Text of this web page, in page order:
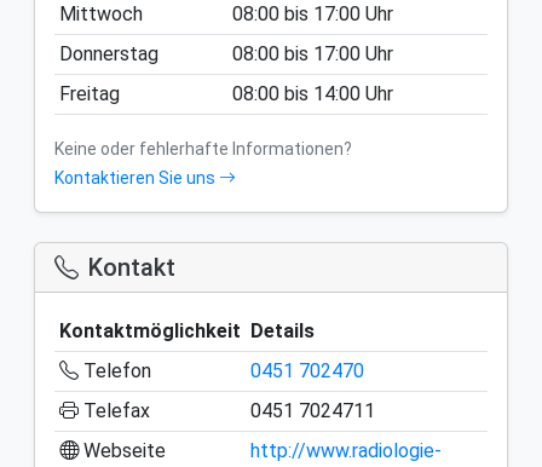
Mittwoch
08:00 bis 17:00 Uhr
Donnerstag
08:00 bis 17:00 Uhr
Freitag
08:00 bis 14:00 Uhr
Keine oder fehlerhafte Informationen?
Kontaktieren Sie uns
Kontakt
Kontaktmöglichkeit
Details
Telefon
0451 702470
Telefax
0451 7024711
Webseite
http://www.radiologie-